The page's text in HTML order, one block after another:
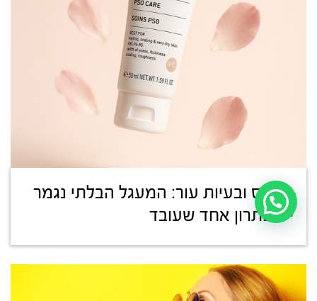
סטרס ובעיות עור: המעגל הבלתי נגמר
– ופתרון אחד שעובד